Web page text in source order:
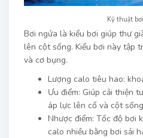
Kỹ thuật
Bơi ngửa là kiểu bơi giúp thư
lên cột sống. Kiểu bơi này tập
và cơ bụng.
Lượng calo tiêu hao:
Ưu điểm: Giúp cải thiện
áp lực lên cổ và cột
Nhược điểm: Tốc độ bơi
calo nhiều bằng bơi sải